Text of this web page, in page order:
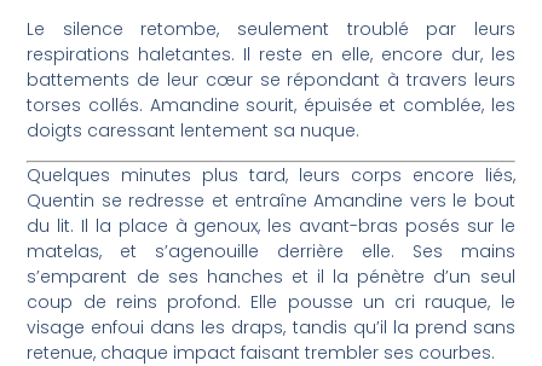
Le silence retombe, seulement troublé par leurs
respirations haletantes. Il reste en elle, encore dur, les
battements de leur cœur se répondant à travers leurs
torses collés. Amandine sourit, épuisée et comblée, les
doigts caressant lentement sa nuque.
Quelques minutes plus tard, leurs corps encore liés,
Quentin se redresse et entraîne Amandine vers le bout
du lit. Il la place à genoux, les avant-bras posés sur le
matelas, et s’agenouille derrière elle. Ses mains
s’emparent de ses hanches et il la pénètre d’un seul
coup de reins profond. Elle pousse un cri rauque, le
visage enfoui dans les draps, tandis qu’il la prend sans
retenue, chaque impact faisant trembler ses courbes.